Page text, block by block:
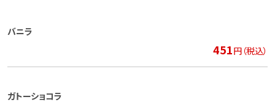
バニラ
451円（税込）
ガトーショコラ